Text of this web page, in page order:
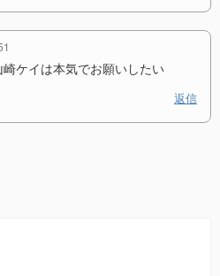
ケイは本気でお願いしたい
返信